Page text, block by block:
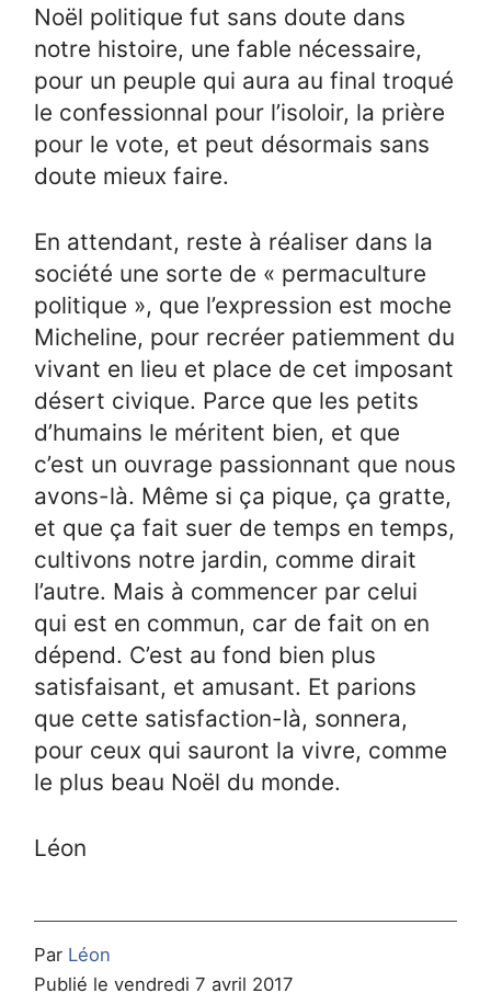
Noël politique fut sans doute dans
notre histoire, une fable nécessaire,
pour un peuple qui aura au final troqué
le confessionnal pour l’isoloir, la prière
pour le vote, et peut désormais sans
doute mieux faire.
En attendant, reste à réaliser dans la
société une sorte de « permaculture
politique », que l’expression est moche
Micheline, pour recréer patiemment du
vivant en lieu et place de cet imposant
désert civique. Parce que les petits
d’humains le méritent bien, et que
c’est un ouvrage passionnant que nous
avons-là. Même si ça pique, ça gratte,
et que ça fait suer de temps en temps,
cultivons notre jardin, comme dirait
l’autre. Mais à commencer par celui
qui est en commun, car de fait on en
dépend. C’est au fond bien plus
satisfaisant, et amusant. Et parions
que cette satisfaction-là, sonnera,
pour ceux qui sauront la vivre, comme
le plus beau Noël du monde.
Léon
Par Léon
Publié le vendredi 7 avril 2017